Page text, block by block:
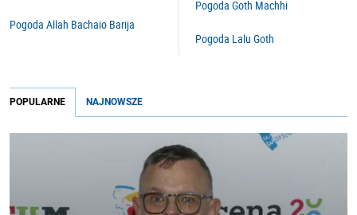
Pogoda Allah Bachaio Barija
Pogoda Goth Machhi
Pogoda Lalu Goth
POPULARNE NAJNOWSZE